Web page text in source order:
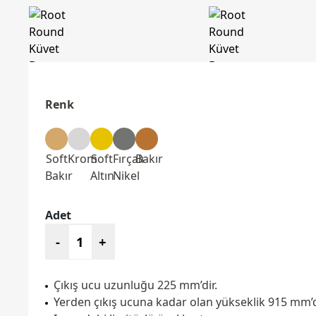
Renk
Soft
Bakır
KromSoft
Altın
Fırçalı
Nikel
Bakır
Adet
- +
Çıkış ucu uzunluğu 225 mm’dir.
Yerden çıkış ucuna kadar olan yükseklik 915